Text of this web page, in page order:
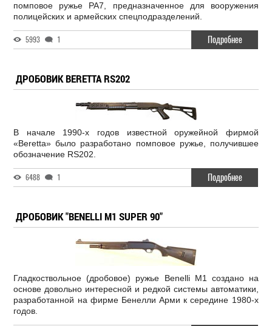
помповое ружье PA7, предназначенное для вооружения
полицейских и армейских спецподразделений.
5993 1 Подробнее
ДРОБОВИК BERETTA RS202
В начале 1990-х годов известной оружейной фирмой
«Beretta» было разработано помповое ружье, получившее
обозначение RS202.
6488 1 Подробнее
ДРОБОВИК "BENELLI M1 SUPER 90"
Гладкоствольное (дробовое) ружье Benelli M1 создано на
основе довольно интересной и редкой системы автоматики,
разработанной на фирме Бенелли Арми к середине 1980-х
годов.